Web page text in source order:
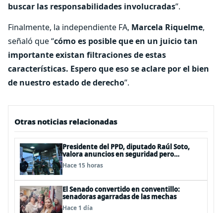
buscar las responsabilidades involucradas”.
Finalmente, la independiente FA, Marcela Riquelme,
señaló que “cómo es posible que en un juicio tan
importante existan filtraciones de estas
características. Espero que eso se aclare por el bien
de nuestro estado de derecho”.
Otras noticias relacionadas
Presidente del PPD, diputado Raúl Soto,
valora anuncios en seguridad pero
advierte ausencia clave: alzamiento del
secreto bancario
Hace 15 horas
El Senado convertido en conventillo:
senadoras agarradas de las mechas
Hace 1 día